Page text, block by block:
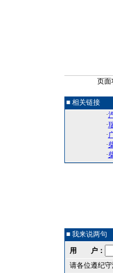
页
■ 相关链接
·
·
·
·
·
■ 我来说两句
用 户：
请各位遵纪守